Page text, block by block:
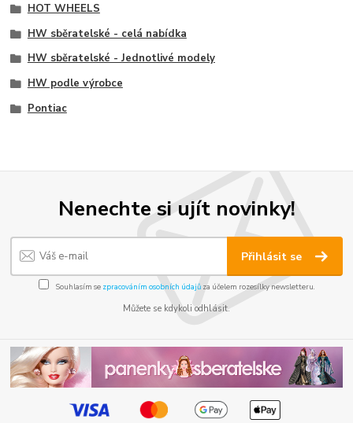
HOT WHEELS
HW sběratelské - celá nabídka
HW sběratelské - Jednotlivé modely
HW podle výrobce
Pontiac
Nenechte si ujít novinky!
Přihlásit se
Souhlasím se zpracováním osobních údajůza účelem rozesílky newsletteru.
Můžete se kdykoli odhlásit.